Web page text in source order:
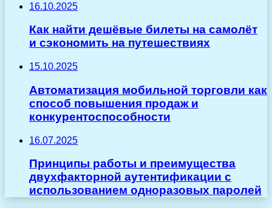
16.10.2025
Как найти дешёвые билеты на самолёт
и сэкономить на путешествиях
15.10.2025
Автоматизация мобильной торговли как
способ повышения продаж и
конкурентоспособности
16.07.2025
Принципы работы и преимущества
двухфакторной аутентификации с
использованием одноразовых паролей